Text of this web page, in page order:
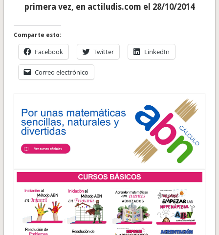
primera vez, en actiludis.com el 28/10/2014
Comparte esto:
Facebook Twitter LinkedIn
Correo electrónico